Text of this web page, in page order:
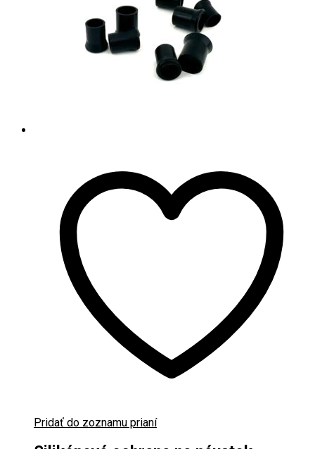
Pridať do zoznamu prianí